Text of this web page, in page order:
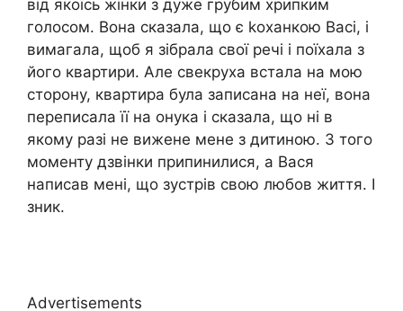
від якоїсь жінки з дуже грубим хрипким
голосом. Вона сказала, що є kоханкою Васі, і
вимагала, щоб я зібрала свої речі і поїхала з
його квартири. Але свекруха встала на мою
сторону, квартира була записана на неї, вона
переписала її на онука і сказала, що ні в
якому разі не вижене мене з дитиною. З того
моменту дзвінки припинилися, а Вася
написав мені, що зустрів свою любов життя. І
зник.
Advertisements